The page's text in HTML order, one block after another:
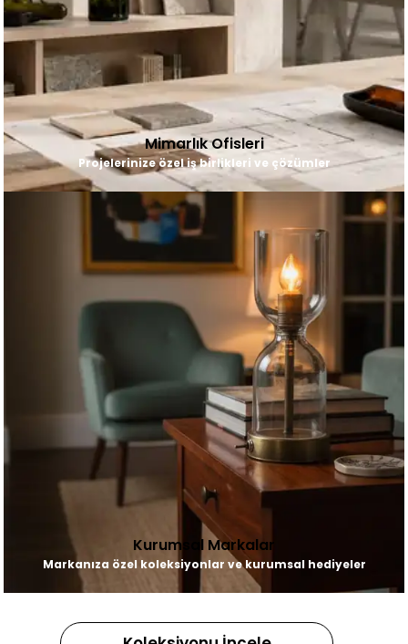
Mimarlık Ofisleri
Projelerinize özel iş birlikleri ve çözümler
Kurumsal Markalar
Markanıza özel koleksiyonlar ve kurumsal hediyeler